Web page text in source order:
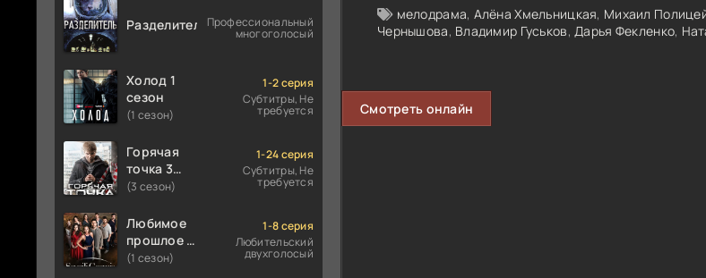
РазделительПрофессиональный
многоголосый
Холод 1
сезон
(1 сезон)
1-2 серия
Субтитры, Не
требуется
Горячая
точка 3
сезон
(3 сезон)
1-24 серия
Субтитры, Не
требуется
Любимое
прошлое 1
сезон
(1 сезон)
1-8 серия
Любительский
двухголосый
мелодрама, Алёна Хмельницкая, Михаил
Чернышова, Владимир Гуськов,Дарья Фекленко,
Смотреть онлайн